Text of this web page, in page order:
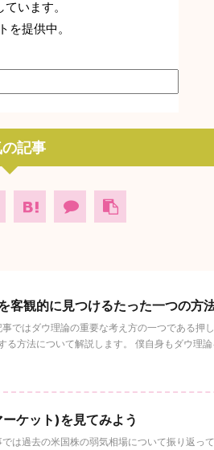
います。
提供中。
の記事
客観的に見つけるたった一つの方
ではダウ理論の重要な考え方の一つである押
方法について解説します。 僕自身もダウ理
ケット)を見てみよう
は過去の米国株の弱気相場について振り返っ